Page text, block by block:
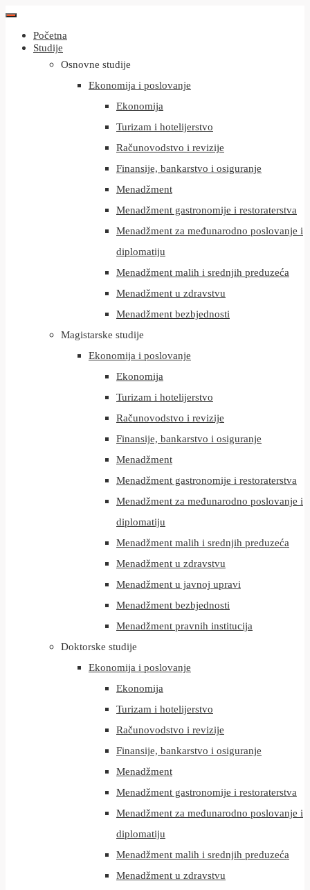
Početna
Studije
Osnovne studije
Ekonomija i poslovanje
Ekonomija
Turizam i hotelijerstvo
Računovodstvo i revizije
Finansije, bankarstvo i osiguranje
Menadžment
Menadžment gastronomije i restoraterstva
Menadžment za međunarodno poslovanje i
diplomatiju
Menadžment malih i srednjih preduzeća
Menadžment u zdravstvu
Menadžment bezbjednosti
Magistarske studije
Ekonomija i poslovanje
Ekonomija
Turizam i hotelijerstvo
Računovodstvo i revizije
Finansije, bankarstvo i osiguranje
Menadžment
Menadžment gastronomije i restoraterstva
Menadžment za međunarodno poslovanje i
diplomatiju
Menadžment malih i srednjih preduzeća
Menadžment u zdravstvu
Menadžment u javnoj upravi
Menadžment bezbjednosti
Menadžment pravnih institucija
Doktorske studije
Ekonomija i poslovanje
Ekonomija
Turizam i hotelijerstvo
Računovodstvo i revizije
Finansije, bankarstvo i osiguranje
Menadžment
Menadžment gastronomije i restoraterstva
Menadžment za međunarodno poslovanje i
diplomatiju
Menadžment malih i srednjih preduzeća
Menadžment u zdravstvu